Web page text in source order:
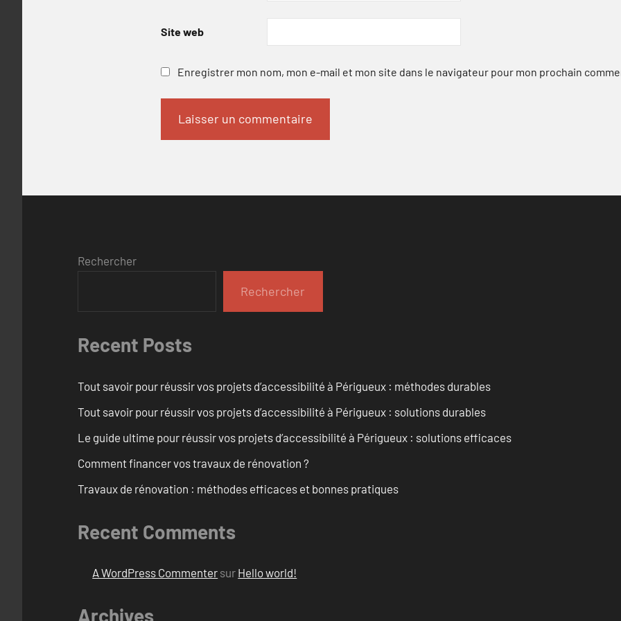
Site web
Enregistrer mon nom, mon e-mail et mon site dans le navigateur pour mon prochain
Rechercher
Rechercher
Recent Posts
Tout savoir pour réussir vos projets d’accessibilité à Périgueux : méthodes durables
Tout savoir pour réussir vos projets d’accessibilité à Périgueux : solutions durables
Le guide ultime pour réussir vos projets d’accessibilité à Périgueux : solutions efficaces
Comment financer vos travaux de rénovation ?
Travaux de rénovation : méthodes efficaces et bonnes pratiques
Recent Comments
A WordPress Commenter sur Hello world!
Archives